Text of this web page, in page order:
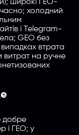
широкі ГЕО-
холодний
і Telegram-
GEO без
втрата
витрат на ручне
добре
і ГЕО; у